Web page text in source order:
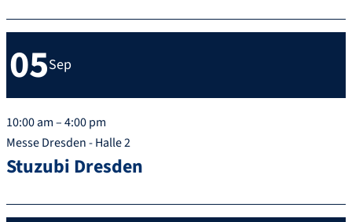
05Sep
10:00 am – 4:00 pm
Stuzubi Dresden
Messe Dresden - Halle 2